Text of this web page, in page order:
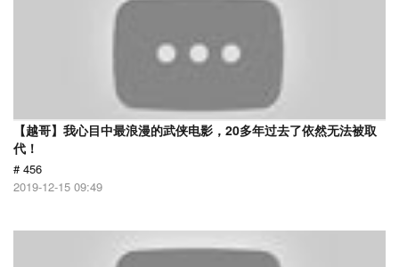
【越哥】我心目中最浪漫的武侠电影，20多年过去了依然无法被取
代！
# 456
2019-12-15 09:49